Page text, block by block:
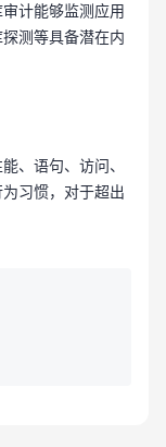
计能够监测应用
测等具备潜在内
、语句、访问、
习惯，对于超出